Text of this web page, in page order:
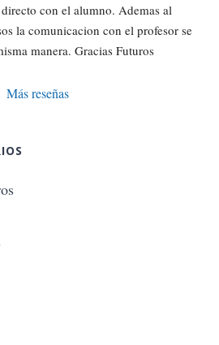
con el alumno. Ademas al
la comunicacion con el profesor se
manera. Gracias Futuros
Más reseñas